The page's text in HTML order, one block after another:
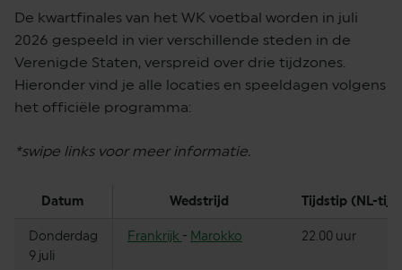
De kwartfinales van het WK voetbal worden in juli
2026 gespeeld in vier verschillende steden in de
Verenigde Staten, verspreid over drie tijdzones.
Hieronder vind je alle locaties en speeldagen volgens
het officiële programma:
*swipe links voor meer informatie.
Datum Wedstrijd Tijdstip (NL-
Donderdag
9 juli
Frankrijk - Marokko 22.00 uur